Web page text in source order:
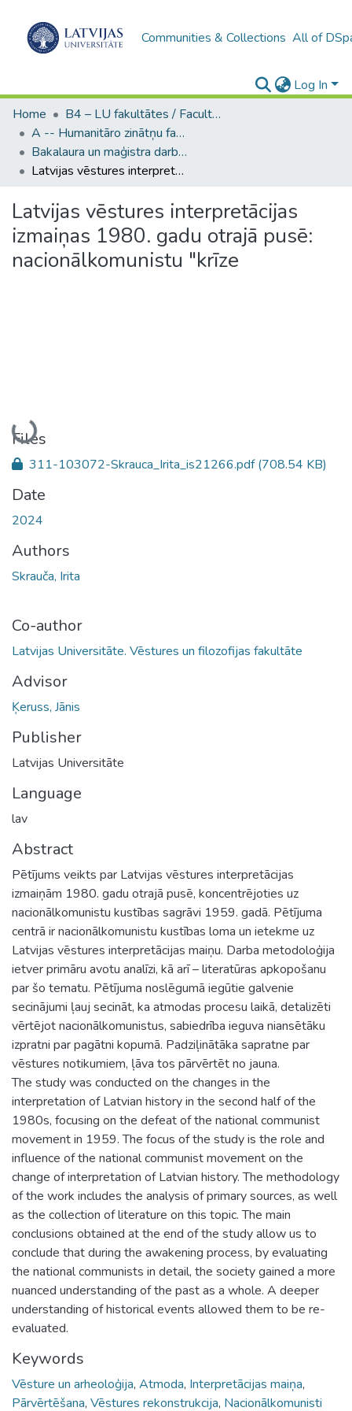
Communities & Collections All of
Log In
Home
B4 – LU fakultātes / Faculties of the UL
A -- Humanitāro zinātņu fakultāte / Faculty of Humanities
Bakalaura un maģistra darbi (HZF) / Bachelor's and Master's theses
Latvijas vēstures interpretācijas izmaiņas 1980. gadu otrajā pusē: nacionālkomunistu "krīze
Latvijas vēstures interpretācijas
izmaiņas 1980. gadu otrajā pusē:
nacionālkomunistu "krīze
Loading...
Files
311-103072-Skrauca_Irita_is21266.pdf(708.54 KB)
Date
2024
Authors
Skrauča, Irita
Co-author
Latvijas Universitāte. Vēstures un filozofijas fakultāte
Advisor
Ķeruss, Jānis
Publisher
Latvijas Universitāte
Language
lav
Abstract
Pētījums veikts par Latvijas vēstures interpretācijas
izmaiņām 1980. gadu otrajā pusē, koncentrējoties uz
nacionālkomunistu kustības sagrāvi 1959. gadā. Pētījuma
centrā ir nacionālkomunistu kustības loma un ietekme uz
Latvijas vēstures interpretācijas maiņu. Darba metodoloģija
ietver primāru avotu analīzi, kā arī – literatūras apkopošanu
par šo tematu. Pētījuma noslēgumā iegūtie galvenie
secinājumi ļauj secināt, ka atmodas procesu laikā, detalizēti
vērtējot nacionālkomunistus, sabiedrība ieguva niansētāku
izpratni par pagātni kopumā. Padziļinātāka sapratne par
vēstures notikumiem, ļāva tos pārvērtēt no jauna.
The study was conducted on the changes in the
interpretation of Latvian history in the second half of the
1980s, focusing on the defeat of the national communist
movement in 1959. The focus of the study is the role and
influence of the national communist movement on the
change of interpretation of Latvian history. The methodology
of the work includes the analysis of primary sources, as well
as the collection of literature on this topic. The main
conclusions obtained at the end of the study allow us to
conclude that during the awakening process, by evaluating
the national communists in detail, the society gained a more
nuanced understanding of the past as a whole. A deeper
understanding of historical events allowed them to be re-
evaluated.
Keywords
Vēsture un arheoloģija, Atmoda, Interpretācijas maiņa,
Pārvērtēšana, Vēstures rekonstrukcija, Nacionālkomunisti